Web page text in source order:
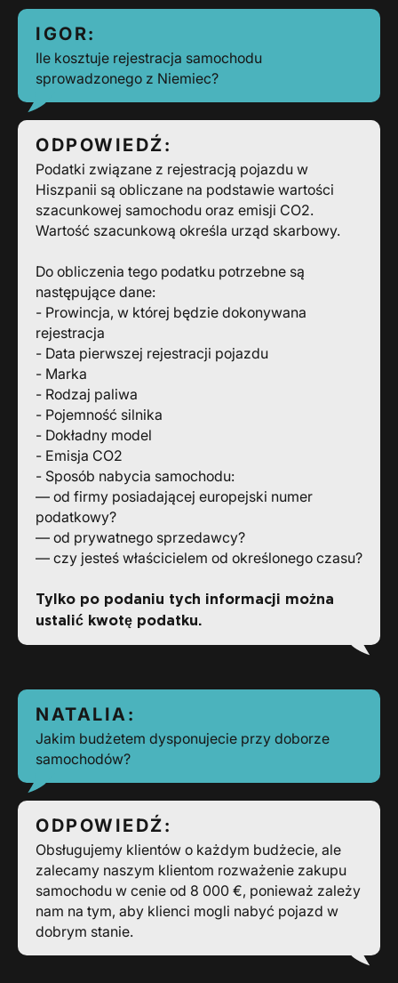
IGOR:
Ile kosztuje rejestracja samochodu
sprowadzonego z Niemiec?
ODPOWIEDŹ:
Podatki związane z rejestracją pojazdu w
Hiszpanii są obliczane na podstawie wartości
szacunkowej samochodu oraz emisji CO2.
Wartość szacunkową określa urząd skarbowy.
Do obliczenia tego podatku potrzebne są
następujące dane:
- Prowincja, w której będzie dokonywana
rejestracja
- Data pierwszej rejestracji pojazdu
- Marka
- Rodzaj paliwa
- Pojemność silnika
- Dokładny model
- Emisja CO2
- Sposób nabycia samochodu:
— od firmy posiadającej europejski numer
podatkowy?
— od prywatnego sprzedawcy?
— czy jesteś właścicielem od określonego czasu?
Tylko po podaniu tych informacji można
ustalić kwotę podatku.
NATALIA:
Jakim budżetem dysponujecie przy doborze
samochodów?
ODPOWIEDŹ:
Obsługujemy klientów o każdym budżecie, ale
zalecamy naszym klientom rozważenie zakupu
samochodu w cenie od 8 000 €, ponieważ zależy
nam na tym, aby klienci mogli nabyć pojazd w
dobrym stanie.